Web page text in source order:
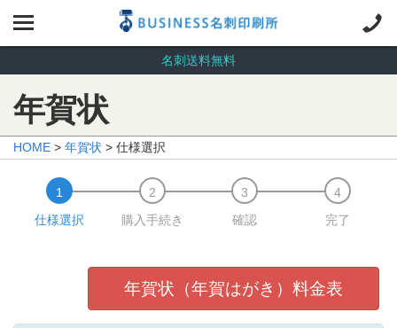
名刺送料無料
年賀状
HOME > 年賀状 > 仕様選択
仕様選択 購入手続き 確認 完了
年賀状（年賀はがき）料金表